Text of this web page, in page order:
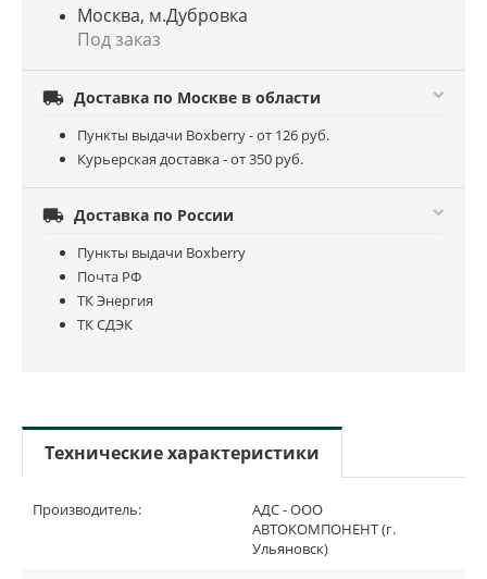
Москва, м.Дубровка
Под заказ
 Доставка по Москве в области
Пункты выдачи Boxberry - от 126 руб.
Курьерская доставка - от 350 руб.
 Доставка по России
Пункты выдачи Boxberry
Почта РФ
ТК Энергия
ТК СДЭК
Технические характеристики
Производитель:
АДС - ООО
АВТОКОМПОНЕНТ (г.
Ульяновск)